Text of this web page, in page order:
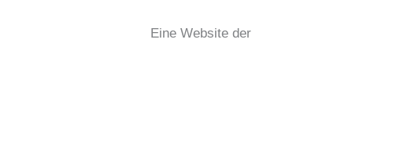
Eine Website der